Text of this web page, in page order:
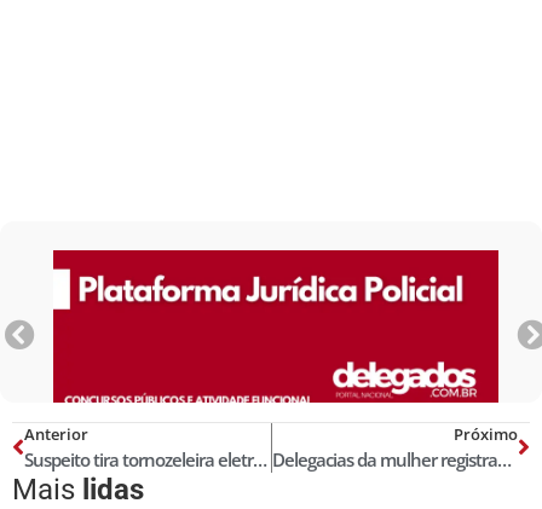
Anterior
Suspeito tira tornozeleira eletrônica e põe em jumento para não ser monitorado
Próximo
Delegacias da mulher registram mais de 420 ocorrências nas capitais no 8 de março
Mais lidas